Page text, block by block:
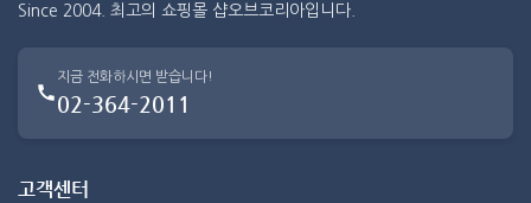
Since 2004. 최고의 쇼핑몰 샵오브코리아입니다.
지금 전화하시면 받습니다!
02-364-2011
고객센터